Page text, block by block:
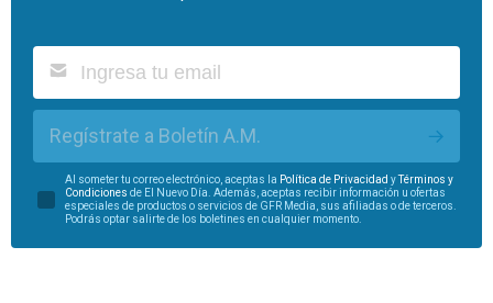
Regístrate a Boletín A.M.
Al someter tu correo electrónico, aceptas la Política de Privacidad yTérminos y
Condiciones de El Nuevo Día. Además, aceptas recibir información u ofertas
especiales de productos o servicios de GFR Media, sus afiliadas o de terceros.
Podrás optar salirte de los boletines en cualquier momento.